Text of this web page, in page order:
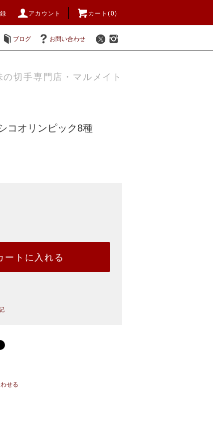
アカウント カート(0)
ブログ お問い合わせ
の切手専門店・マルメイト
コオリンピック8種
ートに入れる
せる